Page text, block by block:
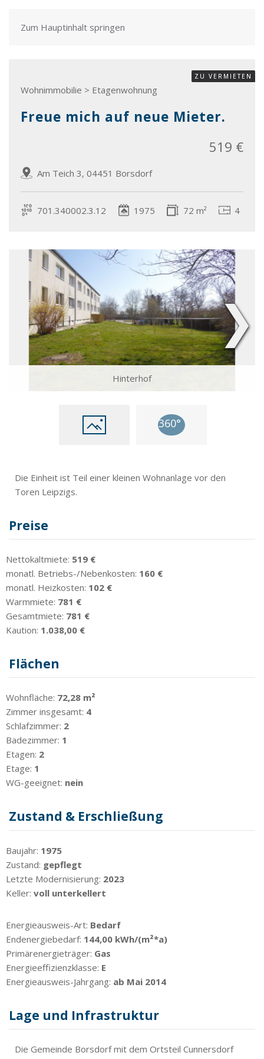
Zum Hauptinhalt springen
Wohnimmobilie > Etagenwohnung
ZU VERMIETEN
Freue mich auf neue Mieter.
Am Teich 3, 04451 Borsdorf
519 €
701.340002.3.12 1975 72 m² 4
Hinterhof
❯
Die Einheit ist Teil einer kleinen Wohnanlage vor den
Toren Leipzigs.
Preise
Nettokaltmiete: 519 €
monatl. Betriebs-/Nebenkosten: 160 €
monatl. Heizkosten: 102 €
Warmmiete: 781 €
Gesamtmiete: 781 €
Kaution: 1.038,00 €
Flächen
Wohnfläche: 72,28 m²
Zimmer insgesamt: 4
Schlafzimmer: 2
Badezimmer: 1
Etagen: 2
Etage: 1
WG-geeignet: nein
Zustand & Erschließung
Baujahr: 1975
Zustand: gepflegt
Letzte Modernisierung: 2023
Keller: voll unterkellert
Energieausweis-Art: Bedarf
Endenergiebedarf: 144,00 kWh/(m²*a)
Primärenergieträger: Gas
Energieeffizienzklasse: E
Energieausweis-Jahrgang: ab Mai 2014
Lage und Infrastruktur
Die Gemeinde Borsdorf mit dem Ortsteil Cunnersdorf